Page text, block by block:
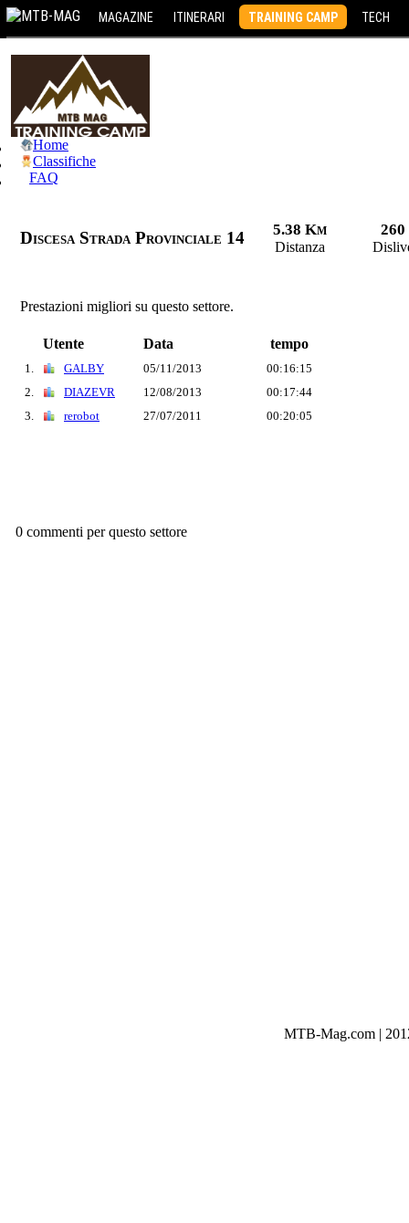
MAGAZINE ITINERARI TRAINING CAMP TECH
Home
Classifiche
FAQ
Discesa Strada Provinciale 14 5.38 Km
Distanza
260
Prestazioni migliori su questo settore.
Utente Data tempo
1. GALBY 05/11/2013
00:16:15
2.
DIAZEVR 12/08/2013
00:17:44
3.
rerobot 27/07/2011 00:20:05
0 commenti per questo settore
MTB-Mag.com |